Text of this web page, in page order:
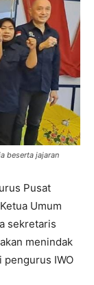
beserta jajaran
Pusat
Umum
sekretaris
menindak
pengurus IWO